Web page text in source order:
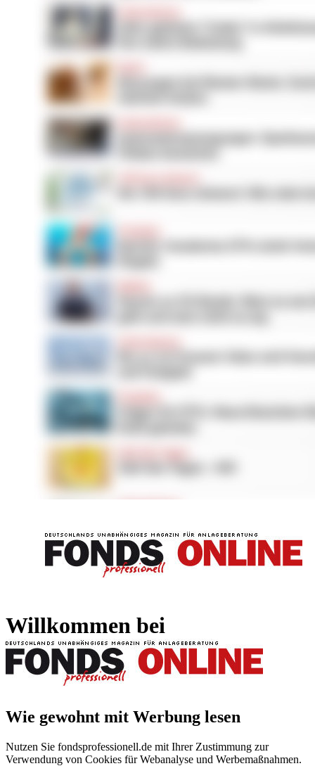
Willkommen bei
Wie gewohnt mit Werbung lesen
Nutzen Sie fondsprofessionell.de mit Ihrer Zustimmung zur
Verwendung von Cookies für Webanalyse und Werbemaßnahmen.